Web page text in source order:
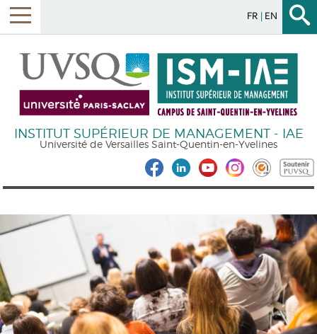
FR EN
INSTITUT SUPÉRIEUR DE MANAGEMENT - IAE
Université de Versailles Saint-Quentin-en-Yvelines